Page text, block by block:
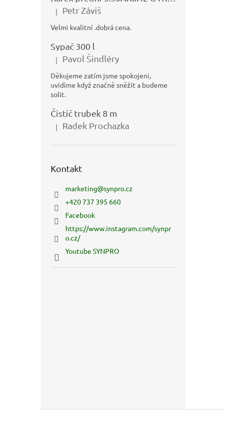
Hodnocení produktu je 5 z 5 hvězdiček.
| Petr Záviš
Velmi kvalitní .dobrá cena.
Sypač 300 l
Hodnocení produktu je 5 z 5 hvězdiček.
| Pavol Šindléry
Děkujeme zatím jsme spokojeni,
uvidíme když značně sněžit a budeme
solit.
Čistič trubek 8 m
Hodnocení produktu je 5 z 5 hvězdiček.
| Radek Prochazka
Kontakt
marketing@synpro.cz
+420 737 395 660
Facebook
https://www.instagram.com/synpr
o.cz/
Youtube SYNPRO